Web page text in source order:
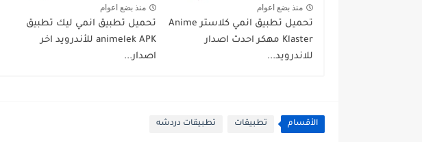
منذ بضع اعوام
تحميل تطبيق انمي كلاستر Anime
Klaster مهكر احدث اصدار
للاندرويد...
منذ بضع اعوام
تحميل تطبيق انمي ليك تطبيق
animelek APK للأندرويد اخر
اصدار...
الأقسام تطبيقات تطبيقات دردشه